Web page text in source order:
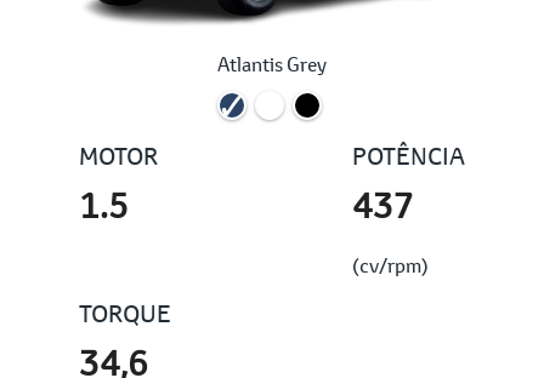
Atlantis Grey
MOTOR
1.5
POTÊNCIA
437
(cv/rpm)
TORQUE
34,6